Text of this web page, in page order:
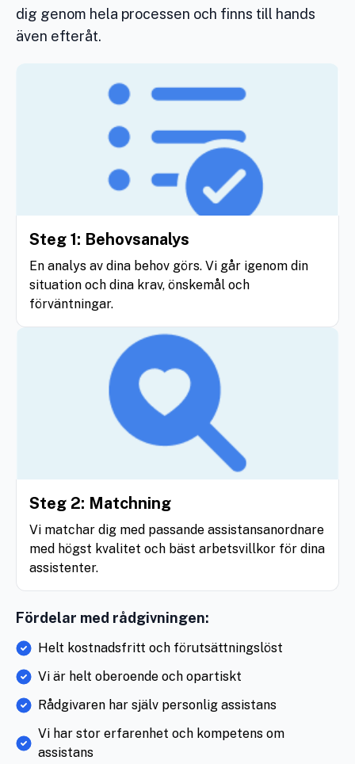
dig genom hela processen och finns till hands
även efteråt.
Steg 1: Behovsanalys
En analys av dina behov görs. Vi går igenom din
situation och dina krav, önskemål och
förväntningar.
Steg 2: Matchning
Vi matchar dig med passande assistansanordnare
med högst kvalitet och bäst arbetsvillkor för dina
assistenter.
Fördelar med rådgivningen:
Helt kostnadsfritt och förutsättningslöst
Vi är helt oberoende och opartiskt
Rådgivaren har själv personlig assistans
Vi har stor erfarenhet och kompetens om
assistans